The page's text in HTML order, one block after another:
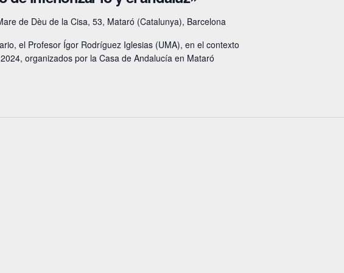
de Dèu de la Cisa, 53, Mataró (Catalunya), Barcelona
el Profesor Ígor Rodríguez Iglesias (UMA), en el contexto
organizados por la Casa de Andalucía en Mataró